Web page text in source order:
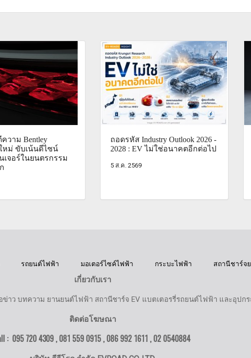
วาม Bentley
ใหม่ ขับเน้นดีไซน์
เจอร์ในยนตรกรรม
ถอดรหัส Industry Outlook 2026 -
2028 : EV ไม่ใช่อนาคตอีกต่อไป
5 ส.ค. 2569
รถยนต์ไฟฟ้า มอเตอร์ไซค์ไฟฟ้า กระบะไฟฟ้า สถานีชาร์จ
เกี่ยวกับเรา
อข่าว บทความ ยานยนต์ไฟฟ้า สถานีชาร์จ EV แบตเตอรรี่รถยนต์ไฟฟ้า และอุปก
ติดต่อโฆษณา
: 095 720 4309 , 081 559 0915 , 086 992 1611 ,02 0540884